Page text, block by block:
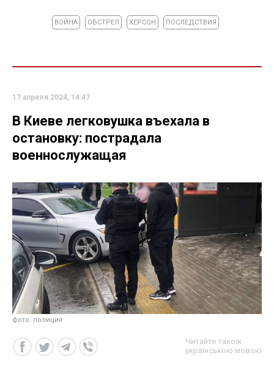
ВОЙНА ОБСТРЕЛ ХЕРСОН ПОСЛЕДСТВИЯ
17 апреля 2024, 14:47
В Киеве легковушка въехала в
остановку: пострадала
военнослужащая
фото: полиция
Читайте також
українською мовою